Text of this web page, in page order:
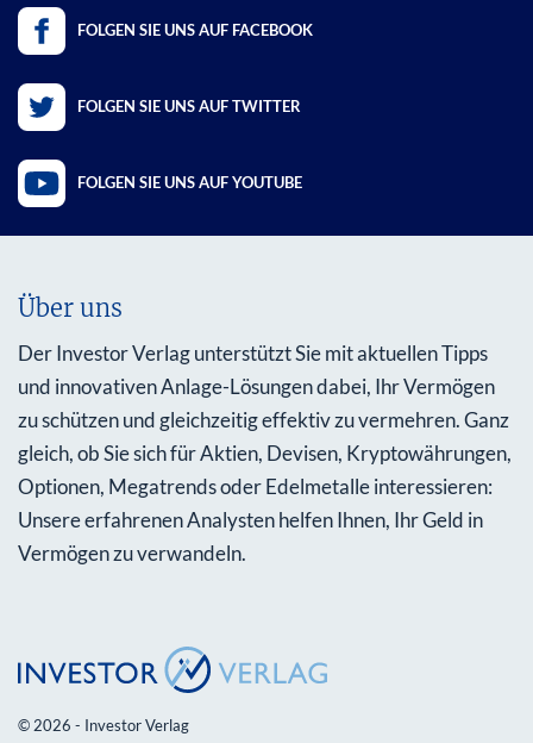
FOLGEN SIE UNS AUF FACEBOOK
FOLGEN SIE UNS AUF TWITTER
FOLGEN SIE UNS AUF YOUTUBE
Über uns
Der Investor Verlag unterstützt Sie mit aktuellen Tipps
und innovativen Anlage-Lösungen dabei, Ihr Vermögen
zu schützen und gleichzeitig effektiv zu vermehren. Ganz
gleich, ob Sie sich für Aktien, Devisen, Kryptowährungen,
Optionen, Megatrends oder Edelmetalle interessieren:
Unsere erfahrenen Analysten helfen Ihnen, Ihr Geld in
Vermögen zu verwandeln.
© 2026 - Investor Verlag